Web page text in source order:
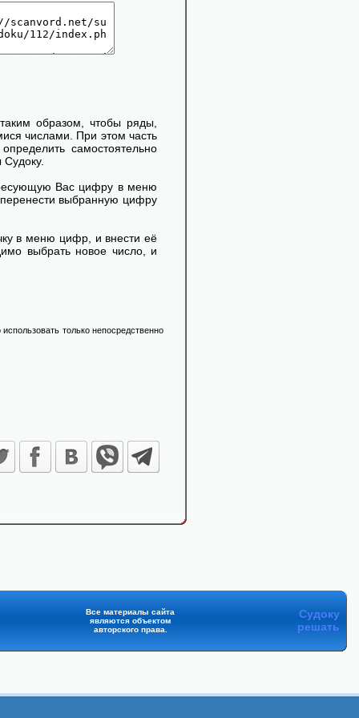
образом, чтобы ряды,
числами. При этом часть
самостоятельно
Вас цифру в меню
выбранную цифру
в меню цифр, и внести её
выбрать новое число, и
только непосредственно
Все материалы сайта
являются объектом
авторского права.
Судоку
решать